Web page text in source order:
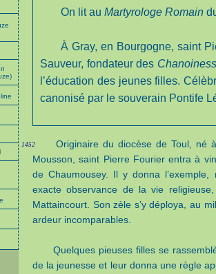
On lit au Martyrologe Romain
À Gray, en Bourgogne, saint
Sauveur, fondateur des
l’éducation des jeunes filles.
canonisé par le souverain Pontife
1452
Originaire du diocèse de Toul, né
Mousson, saint Pierre Fourier entra à
de Chaumousey. Il y donna
exacte observance de la vie
Mattaincourt. Son zèle s’y déploya, au
ardeur incomparables.
Quelques pieuses filles se
de la jeunesse et leur donna une règle